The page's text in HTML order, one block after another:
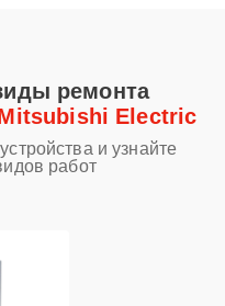
ремонта
Electric
и узнайте
работ